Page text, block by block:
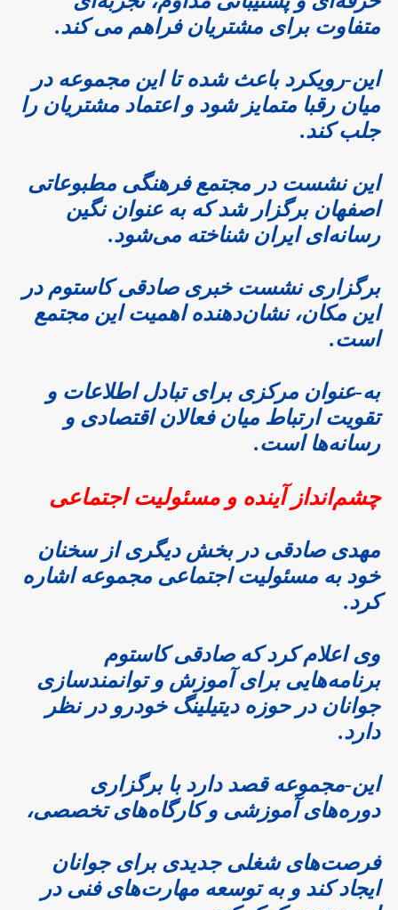
متفاوت برای مشتریان فراهم می کند.
این-رویکرد باعث شده تا این مجموعه در
میان رقبا متمایز شود و اعتماد مشتریان را
جلب کند.
این نشست در مجتمع فرهنگی مطبوعاتی
اصفهان برگزار شد که به عنوان نگین
رسانه‌ای ایران شناخته می‌شود.
برگزاری نشست خبری صادقی کاستوم در
این مکان، نشان‌دهنده اهمیت این مجتمع
است.
به-عنوان مرکزی برای تبادل اطلاعات و
تقویت ارتباط میان فعالان اقتصادی و
رسانه‌ها است.
چشم‌انداز آینده و مسئولیت اجتماعی
مهدی صادقی در بخش دیگری از سخنان
خود به مسئولیت اجتماعی مجموعه اشاره
کرد.
وی اعلام کرد که صادقی کاستوم
برنامه‌هایی برای آموزش و توانمندسازی
جوانان در حوزه دیتیلینگ خودرو در نظر
دارد.
این-مجموعه قصد دارد با برگزاری
دوره‌های آموزشی و کارگاه‌های تخصصی،
فرصت‌های شغلی جدیدی برای جوانان
ایجاد کند و به توسعه مهارت‌های فنی در